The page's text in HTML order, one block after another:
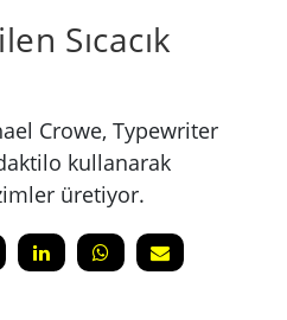
Sıcacık
Crowe, Typewriter
kullanarak
üretiyor.